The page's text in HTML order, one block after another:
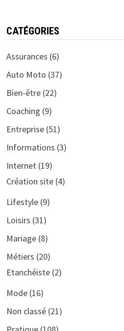
CATÉGORIES
Assurances (6)
Auto Moto (37)
Bien-être(22)
Coaching (9)
Entreprise(51)
Informations (3)
Internet(19)
Création site(4)
Lifestyle(9)
Loisirs (31)
Mariage(8)
Métiers (20)
Etanchéiste(2)
Mode(16)
Non classé(21)